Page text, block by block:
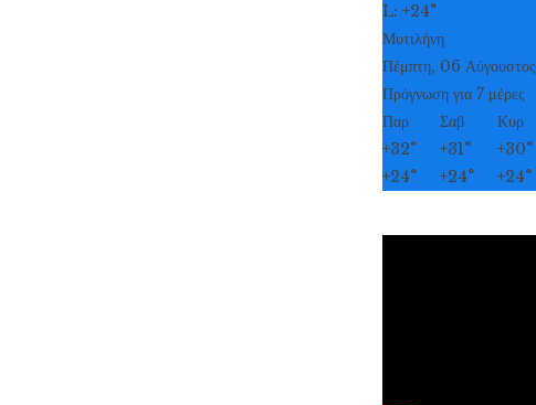
L:+24°
Μυτιλήνη
Πέμπτη, 06 Αύγουστος
Πρόγνωση για 7 μέρες
Παρ
Σαβ Κυρ
+32° +31° +30°
+24° +24° +24°